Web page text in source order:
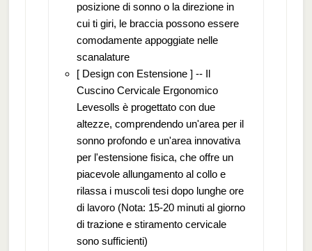
posizione di sonno o la direzione in
cui ti giri, le braccia possono essere
comodamente appoggiate nelle
scanalature
[ Design con Estensione ] -- Il
Cuscino Cervicale Ergonomico
Levesolls è progettato con due
altezze, comprendendo un'area per il
sonno profondo e un'area innovativa
per l'estensione fisica, che offre un
piacevole allungamento al collo e
rilassa i muscoli tesi dopo lunghe ore
di lavoro (Nota: 15-20 minuti al giorno
di trazione e stiramento cervicale
sono sufficienti)